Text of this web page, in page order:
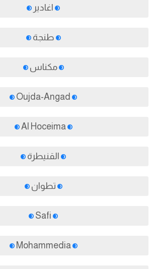
اغادير
طنجة
مكناس
Al Hoceima
القنيطرة
تطوان
Mohammedia